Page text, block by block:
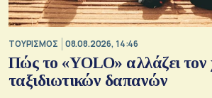
ΤΟΥΡΙΣΜΟΣ 08.08.2026, 14:46
Πώς το «YOLO» αλλάζει τον
ταξιδιωτικών δαπανών